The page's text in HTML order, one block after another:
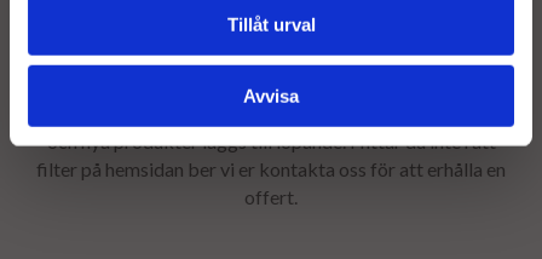
Tillåt urval
Avvisa
Välkommen till Dieselspecialisten Norden AB
och nya produkter läggs till löpande. Hittar du inte rätt
filter på hemsidan ber vi er kontakta oss för att erhålla en
offert.